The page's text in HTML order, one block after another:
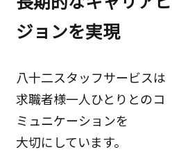
ジョンを実現
八十二スタッフサービスは
求職者様一人ひとりとのコ
ミュニケーションを
大切にしています。